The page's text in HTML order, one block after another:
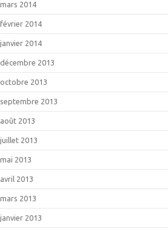
mars 2014
février 2014
janvier 2014
décembre 2013
octobre 2013
septembre 2013
août 2013
juillet 2013
mai 2013
avril 2013
mars 2013
janvier 2013